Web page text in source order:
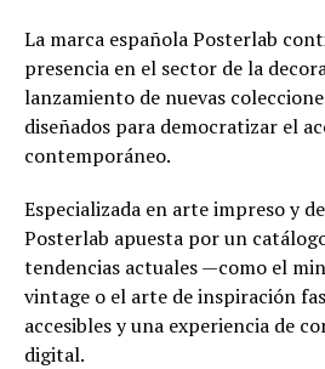
La marca española Posterlab
presencia en el sector de la
lanzamiento de nuevas
diseñados para democratizar el
contemporáneo.
Especializada en arte impreso y
Posterlab apuesta por un
tendencias actuales —como el
vintage o el arte de inspiración
accesibles y una experiencia de
digital.